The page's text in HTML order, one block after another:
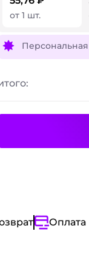
от 1 шт.
Оплата